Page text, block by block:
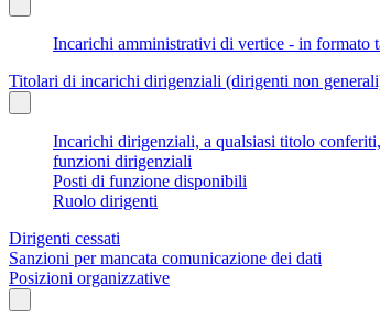
Incarichi amministrativi di vertice - in formato
Titolari di incarichi dirigenziali (dirigenti non
Incarichi dirigenziali, a qualsiasi titolo
funzioni dirigenziali
Posti di funzione disponibili
Ruolo dirigenti
Dirigenti cessati
Sanzioni per mancata comunicazione dei dati
Posizioni organizzative